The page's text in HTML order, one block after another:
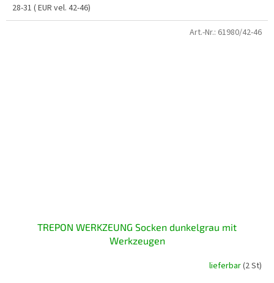
28-31 ( EUR vel. 42-46)
TREPON WERKZEUNG Socken dunkelgrau mit
Werkzeugen
lieferbar(2 St)
Art.-Nr.: 61980/42-46